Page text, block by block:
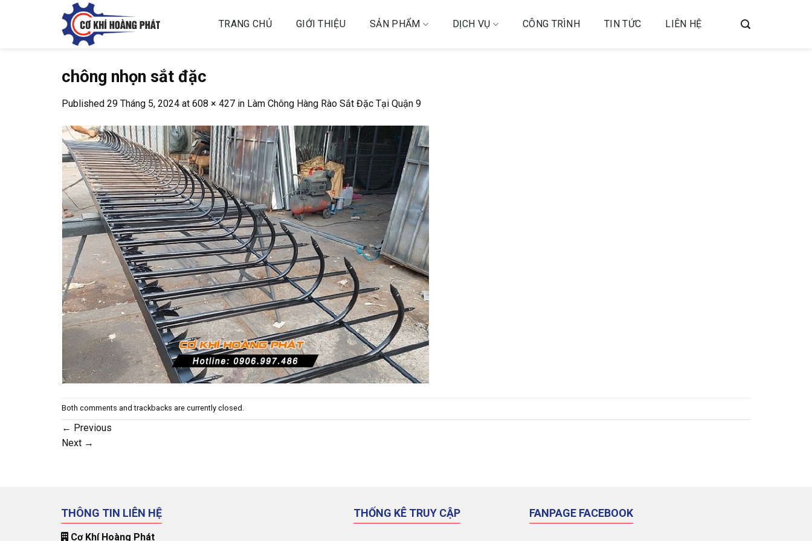
TRANG CHỦ GIỚI THIỆU SẢN PHẨM DỊCH VỤ CÔNG TRÌNH TIN TỨC LIÊN HỆ
chông nhọn sắt đặc
Published 29 Tháng 5, 2024 at 608 × 427 in Làm Chông Hàng Rào Sắt Đặc Tại Quận 9
Both comments and trackbacks are currently closed.
← Previous
Next →
THÔNG TIN LIÊN HỆ
Cơ Khí Hoàng Phát
THỐNG KÊ TRUY CẬP FANPAGE FACEBOOK